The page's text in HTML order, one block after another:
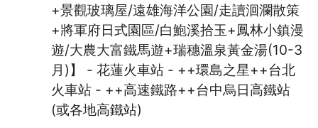
+景觀玻璃屋/遠雄海洋公園/走讀洄瀾散策
+將軍府日式園區/白鮑溪拾玉+鳳林小鎮漫
遊/大農大富鐵馬遊+瑞穗溫泉黃金湯(10-3
月)】 - 花蓮火車站 - ++環島之星++台北
火車站 - ++高速鐵路++台中烏日高鐵站
(或各地高鐵站)